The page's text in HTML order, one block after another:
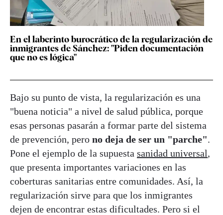
En el laberinto burocrático de la regularización de
inmigrantes de Sánchez: "Piden documentación
que no es lógica"
Bajo su punto de vista, la regularización es una
"buena noticia" a nivel de salud pública, porque
esas personas pasarán a formar parte del sistema
de prevención, pero no deja de ser un "parche".
Pone el ejemplo de la supuesta sanidad universal,
que presenta importantes variaciones en las
coberturas sanitarias entre comunidades. Así, la
regularización sirve para que los inmigrantes
dejen de encontrar estas dificultades. Pero si el